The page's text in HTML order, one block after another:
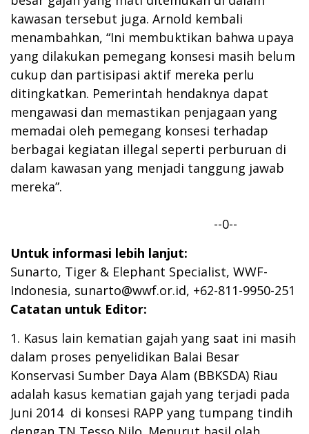
kawasan tersebut juga. Arnold kembali
menambahkan, “Ini membuktikan bahwa upaya
yang dilakukan pemegang konsesi masih belum
cukup dan partisipasi aktif mereka perlu
ditingkatkan. Pemerintah hendaknya dapat
mengawasi dan memastikan penjagaan yang
memadai oleh pemegang konsesi terhadap
berbagai kegiatan illegal seperti perburuan di
dalam kawasan yang menjadi tanggung jawab
mereka”.
--0--
Untuk informasi lebih lanjut:
Sunarto, Tiger & Elephant Specialist, WWF-
Indonesia, sunarto@wwf.or.id, +62-811-9950-251
Catatan untuk Editor:
1. Kasus lain kematian gajah yang saat ini masih
dalam proses penyelidikan Balai Besar
Konservasi Sumber Daya Alam (BBKSDA) Riau
adalah kasus kematian gajah yang terjadi pada
Juni 2014 di konsesi RAPP yang tumpang tindih